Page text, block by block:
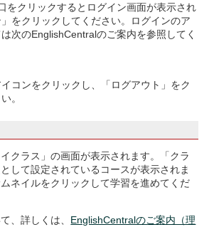
をクリックするとログイン画面が表示され
をクリックしてください。ログインのア
次のEnglishCentralのご案内を参照してく
コンをクリックし、「ログアウト」をク
。
クラス」の画面が表示されます。「クラ
して設定されているコースが表示されま
ネイルをクリックして学習を進めてくだ
、詳しくは、 EnglishCentralのご案内（理